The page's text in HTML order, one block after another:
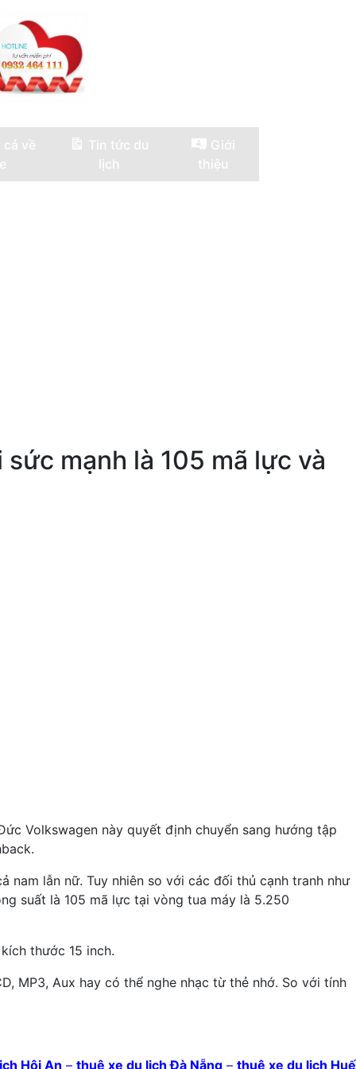
cả về
Tin tức du
lịch
Giới
thiệu
mạnh là 105 mã lực và
Volkswagen này quyết định chuyển sang hướng tập
lẫn nữ. Tuy nhiên so với các đối thủ cạnh tranh như
suất là 105 mã lực tại vòng tua máy là 5.250
thước 15 inch.
MP3, Aux hay có thể nghe nhạc từ thẻ nhớ. So với tính
Hội An – thuê xe du lịch Đà Nẵng – thuê xe du lịch Huế